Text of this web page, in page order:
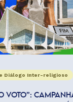
Diálogo Inter-religioso
VOTO”: